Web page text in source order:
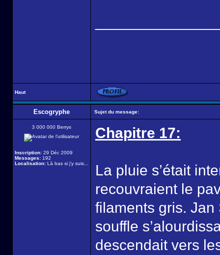
Haut
Escogryphe Sujet du message:
3 000 000 Berrys
Inscription: 29 Déc 2009
Messages: 192
Localisation: Là bas si j'y suis...
Chapitre 17:
La pluie s’était
recouvraient le
filaments gris.
souffle
descendait vers